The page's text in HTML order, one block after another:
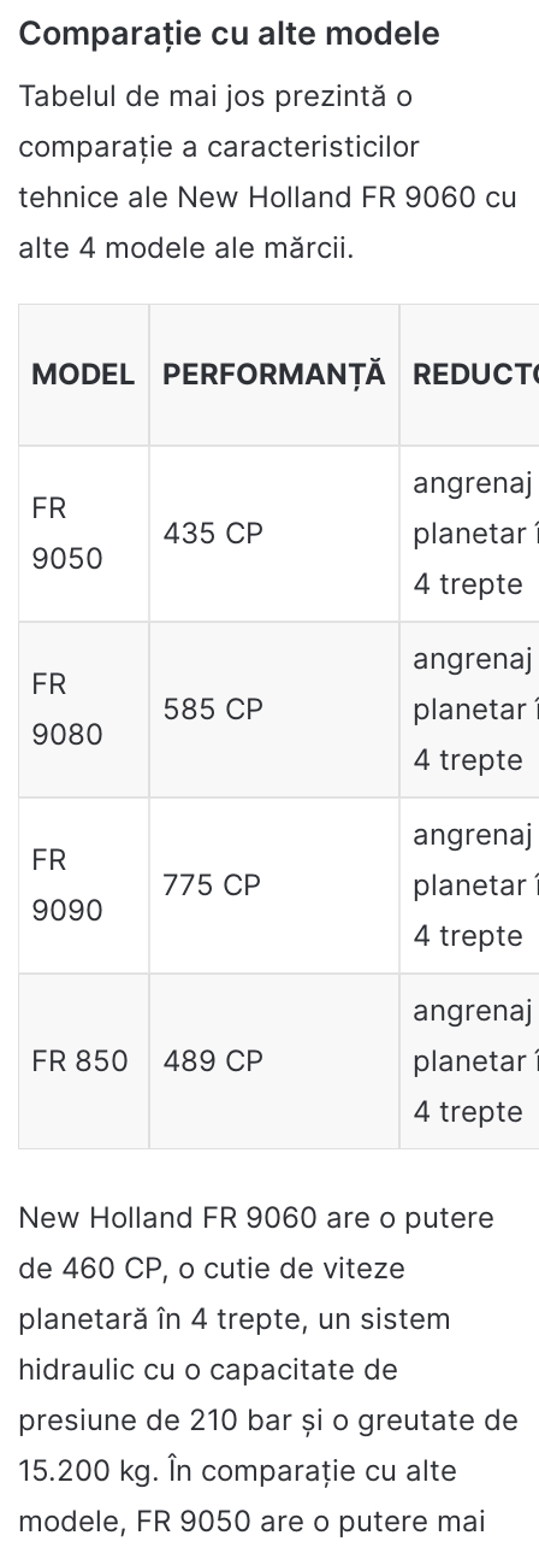
Comparație cu alte modele
Tabelul de mai jos prezintă o
comparație a caracteristicilor
tehnice ale New Holland FR 9060 cu
alte 4 modele ale mărcii.
MODEL PERFORMANȚĂ
FR
9050
435 CP
angrenaj
planetar
4 trepte
FR
9080
585 CP
angrenaj
planetar
4 trepte
FR
9090
775 CP
angrenaj
planetar
4 trepte
FR 850 489 CP
angrenaj
planetar
4 trepte
New Holland FR 9060 are o putere
de 460 CP, o cutie de viteze
planetară în 4 trepte, un sistem
hidraulic cu o capacitate de
presiune de 210 bar și o greutate de
15.200 kg. În comparație cu alte
modele, FR 9050 are o putere mai